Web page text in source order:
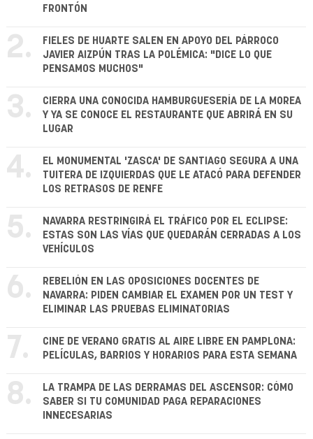
FRONTÓN
2.
FIELES DE HUARTE SALEN EN APOYO DEL PÁRROCO
JAVIER AIZPÚN TRAS LA POLÉMICA: "DICE LO QUE
PENSAMOS MUCHOS"
3.
CIERRA UNA CONOCIDA HAMBURGUESERÍA DE LA MOREA
Y YA SE CONOCE EL RESTAURANTE QUE ABRIRÁ EN SU
LUGAR
4.
EL MONUMENTAL 'ZASCA' DE SANTIAGO SEGURA A UNA
TUITERA DE IZQUIERDAS QUE LE ATACÓ PARA DEFENDER
LOS RETRASOS DE RENFE
5.
NAVARRA RESTRINGIRÁ EL TRÁFICO POR EL ECLIPSE:
ESTAS SON LAS VÍAS QUE QUEDARÁN CERRADAS A LOS
VEHÍCULOS
6.
REBELIÓN EN LAS OPOSICIONES DOCENTES DE
NAVARRA: PIDEN CAMBIAR EL EXAMEN POR UN TEST Y
ELIMINAR LAS PRUEBAS ELIMINATORIAS
7.
CINE DE VERANO GRATIS AL AIRE LIBRE EN PAMPLONA:
PELÍCULAS, BARRIOS Y HORARIOS PARA ESTA SEMANA
8.
LA TRAMPA DE LAS DERRAMAS DEL ASCENSOR: CÓMO
SABER SI TU COMUNIDAD PAGA REPARACIONES
INNECESARIAS